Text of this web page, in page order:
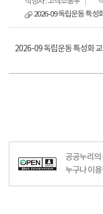
2026-09 독립운동 특성
2026-09 독립운동 특성화
공공누리의
누구나 이